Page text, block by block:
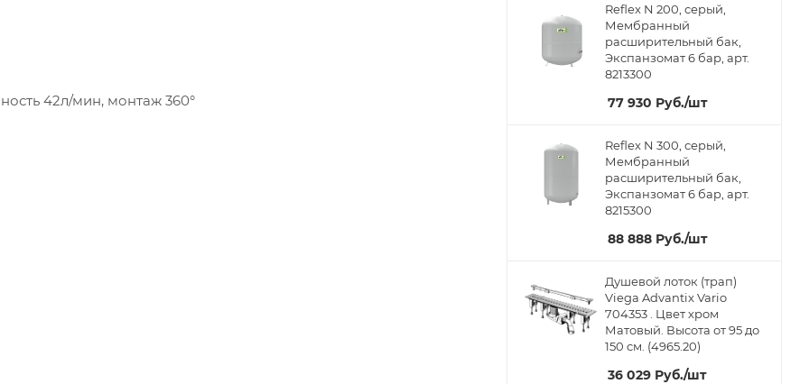
42л/мин, монтаж 360°
Reflex N 200, серый,
Мембранный
расширительный бак,
Экспанзомат 6 бар, арт.
8213300
77 930 Руб./шт
Reflex N 300, серый,
Мембранный
расширительный бак,
Экспанзомат 6 бар, арт.
8215300
88 888 Руб./шт
Душевой лоток (трап)
Viega Advantix Vario
704353 . Цвет хром
Матовый. Высота от 95 до
150 см. (4965.20)
36 029 Руб./шт